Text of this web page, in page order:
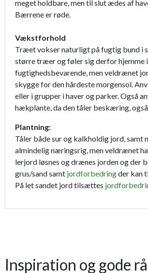
meget holdbare, men til slut ædes af
Bærrene er røde.
Vækstforhold
Træet vokser naturligt på fugtig bund i
større træer og føler sig derfor hjemme
fugtighedsbevarende, men veldrænet
skygge for den hårdeste morgensol.
eller i grupper i haver og parker. Også
hækplante, da den tåler beskæring,
Plantning:
Tåler både sur og kalkholdig jord, samt
almindelig næringsrig, men veldrænet
lerjord løsnes og drænes jorden og der
grus/sand samt jordforbedringder kan
På let sandet jord tilsættes
Inspiration og gode